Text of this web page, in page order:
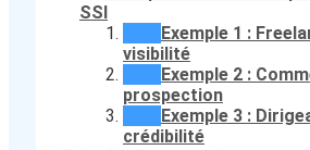
SSI
Exemple 1 :
visibilité
Exemple 2 :
prospection
Exemple 3 :
crédibilité